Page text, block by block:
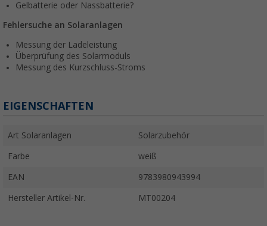
Gelbatterie oder Nassbatterie?
Fehlersuche an Solaranlagen
Messung der Ladeleistung
Überprüfung des Solarmoduls
Messung des Kurzschluss-Stroms
EIGENSCHAFTEN
Art Solaranlagen Solarzubehör
Farbe weiß
EAN 9783980943994
Hersteller Artikel-Nr. MT00204